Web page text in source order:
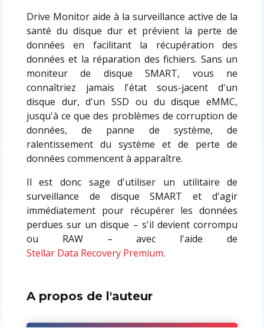
Drive Monitor aide à la surveillance active de la
santé du disque dur et prévient la perte de
données en facilitant la récupération des
données et la réparation des fichiers. Sans un
moniteur de disque SMART, vous ne
connaîtriez jamais l'état sous-jacent d'un
disque dur, d'un SSD ou du disque eMMC,
jusqu'à ce que des problèmes de corruption de
données, de panne de système, de
ralentissement du système et de perte de
données commencent à apparaître.
Il est donc sage d'utiliser un utilitaire de
surveillance de disque SMART et d'agir
immédiatement pour récupérer les données
perdues sur un disque – s'il devient corrompu
ou RAW – avec l'aide de
Stellar Data Recovery Premium.
A propos de l'auteur